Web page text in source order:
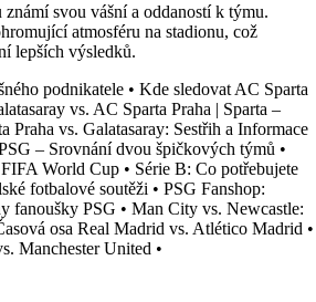
známí svou vášní a oddaností k týmu.
atmosféru na stadionu, což
lepších výsledků.
podnikatele • Kde sledovat AC Sparta
vs. AC Sparta Praha | Sparta –
Praha vs. Galatasaray: Sestřih a Informace
– Srovnání dvou špičkových týmů •
World Cup • Série B: Co potřebujete
fotbalové soutěži • PSG Fanshop:
fanoušky PSG • Man City vs. Newcastle:
osa Real Madrid vs. Atlético Madrid •
Manchester United •